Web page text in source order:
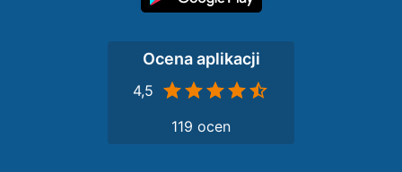
Ocena aplikacji
4,5
119 ocen